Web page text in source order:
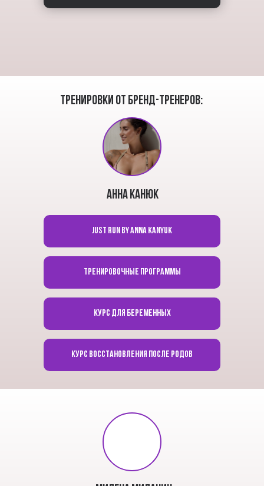
тренировочные программы
Тренировки от бренд-тренеров:
АННА КАНЮК
курс для беременных
КУРС Восстановления после родов
Just run by Anna Kanyuk